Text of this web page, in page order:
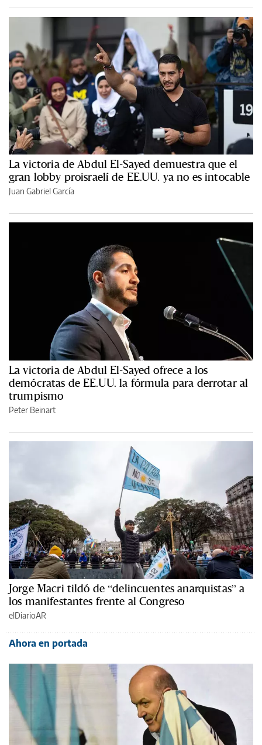
La victoria de Abdul El-Sayed demuestra que el
gran lobby proisraelí de EE.UU. ya no es intocable
Juan Gabriel García
La victoria de Abdul El-Sayed ofrece a los
demócratas de EE.UU. la fórmula para derrotar al
trumpismo
Peter Beinart
Jorge Macri tildó de “delincuentes anarquistas” a
los manifestantes frente al Congreso
elDiarioAR
Ahora en portada